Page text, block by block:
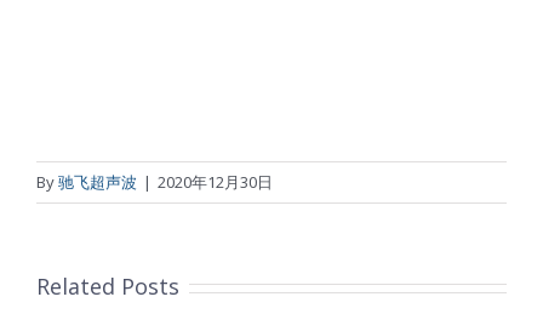
By驰飞超声波 | 2020年12月30日
Related Posts